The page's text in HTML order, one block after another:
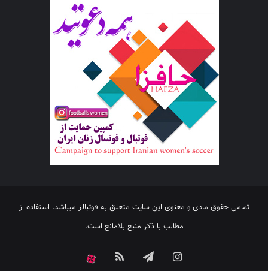
تمامی حقوق مادی و معنوی این سایت متعلق به فوتبالز میباشد. استفاده از
مطالب با ذکر منبع بلامانع است.
اینستاگرامتلگرام خوراک